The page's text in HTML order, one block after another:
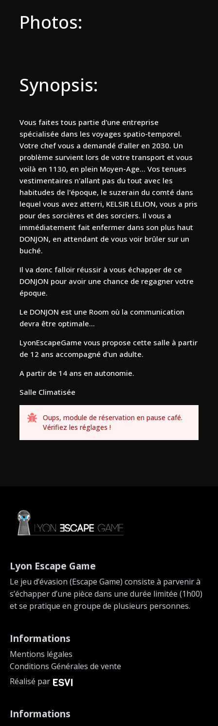
Photos:
Synopsis:
Vous faites tous partie d'une entreprise
spécialisée dans les voyages spatio-temporel.
Votre chef vous a demandé d'aller en 2030. Un
problème survient lors de votre transport et vous
voilà en 1130, en plein Moyen-Age... Vos tenues
vestimentaires n'allant pas du tout avec les
habitudes de l'époque, le suzerain du comté dans
lequel vous avez atterri, KELSIR LELION, vous a pris
pour des sorcières et des sorciers. Il vous a
immédiatement fait enfermer dans son plus haut
DONJON, en attendant de vous voir brûler sur un
buché.
Il va donc falloir réussir à vous échapper de ce
DONJON pour avoir une chance de regagner votre
époque.
Le DONJON est une Room où la communication
devra être optimale...
LyonEscapeGame vous propose cette salle à partir
de 12 ans accompagné d'un adulte.
A partir de 14 ans en autonomie.
Salle Climatisée
Oups, module de réservation en pause café.
Vérifiez les réglages !
Lyon Escape Game
Le jeu d’évasion (Escape Game) consiste à parvenir à
s’échapper d’une pièce dans une durée limitée (1h00)
et se pratique en groupe de plusieurs personnes.
Informations
Mentions légales
Conditions Générales de vente
Réalisé par
Informations